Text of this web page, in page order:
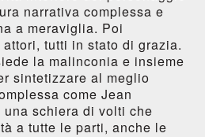
narrativa complessa e
a meraviglia. Poi
tutti in stato di grazia.
la malinconia e insieme
sintetizzare al meglio
come Jean
schiera di volti che
a tutte le parti, anche le